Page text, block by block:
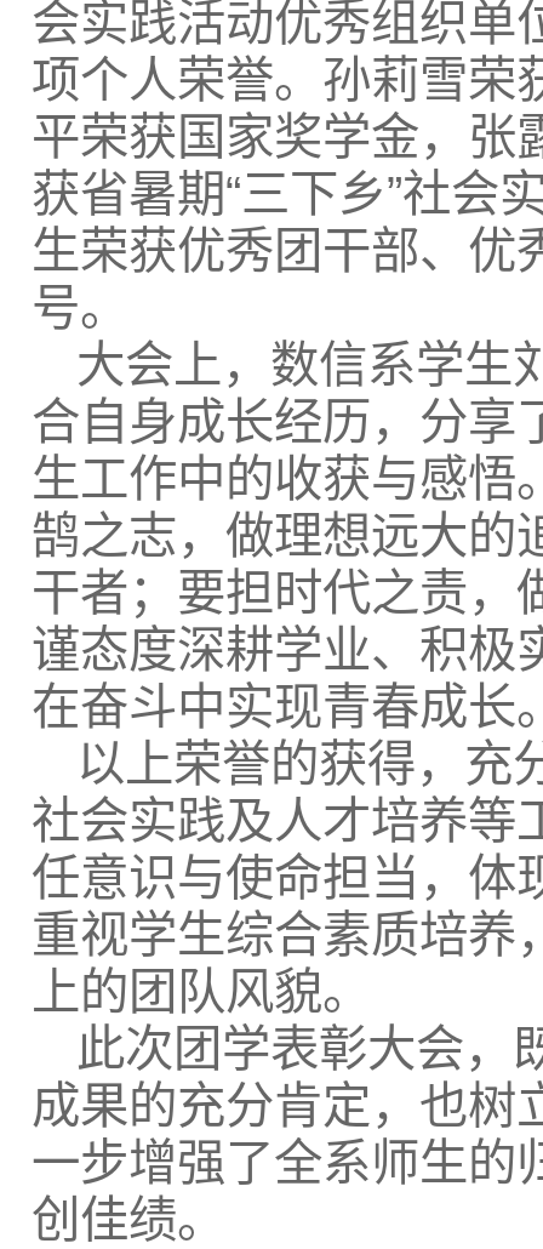
会实践活动优秀组织单
项个人荣誉。孙莉雪荣
平荣获国家奖学金，张
获省暑期“三下乡”社会
生荣获优秀团干部、优
号。
大会上，数信系学生
合自身成长经历，分享
生工作中的收获与感悟
鹄之志，做理想远大的
干者；要担时代之责，
谨态度深耕学业、积极
在奋斗中实现青春成长
以上荣誉的获得，充
社会实践及人才培养等
任意识与使命担当，体
重视学生综合素质培养
上的团队风貌。
此次团学表彰大会，
成果的充分肯定，也树
一步增强了全系师生的
创佳绩。